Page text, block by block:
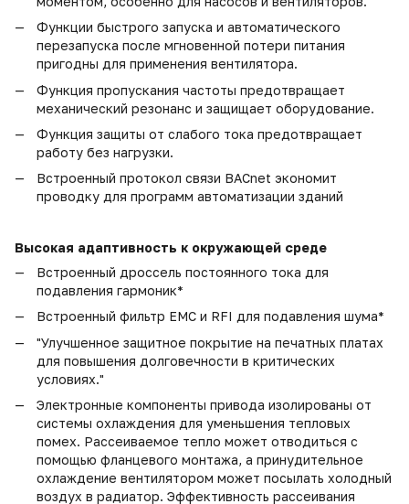
Функции быстрого запуска и автоматического
перезапуска после мгновенной потери питания
пригодны для применения вентилятора.
Функция пропускания частоты предотвращает
механический резонанс и защищает оборудование.
Функция защиты от слабого тока предотвращает
работу без нагрузки.
Встроенный протокол связи BACnet экономит
проводку для программ автоматизации зданий
Высокая адаптивность к окружающей среде
Встроенный дроссель постоянного тока для
подавления гармоник*
Встроенный фильтр EMC и RFI для подавления шума*
"Улучшенное защитное покрытие на печатных платах
для повышения долговечности в критических
условиях."
Электронные компоненты привода изолированы от
системы охлаждения для уменьшения тепловых
помех. Рассеиваемое тепло может отводиться с
помощью фланцевого монтажа, а принудительное
охлаждение вентилятором может посылать холодный
воздух в радиатор. Эффективность рассеивания